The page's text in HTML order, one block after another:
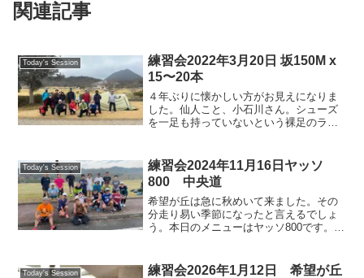
関連記事
Today's Session
練習会2022年3月20日 坂150M x
15〜20本
４年ぶりに懐かしい方がお見えになりま
した。仙人こと、小石川さん。シューズ
を一足も持っていないという裸足のラン
るってほんと驚きです。定年退職で滋賀
に帰ってこられたとのこと...
Today's Session
練習会2024年11月16日ヤッソ
800 中央道
希望が丘は急に秋めいて来ました。その
分走り易い季節になったと言えるでしょ
う。本日のメニューはヤッソ800です。来
夏場抑えて走っていたがシーズンに入り
Today's Session
練習会2026年1月12日 希望が丘